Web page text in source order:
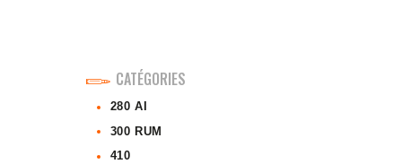
CATÉGORIES
280 AI
300 RUM
410